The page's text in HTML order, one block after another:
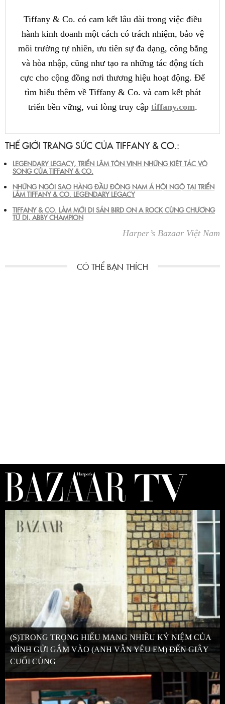
Tiffany & Co. có cam kết lâu dài trong việc điều
hành kinh doanh một cách có trách nhiệm, bảo vệ
môi trường tự nhiên, ưu tiên sự đa dạng, công bằng
và hòa nhập, cũng như tạo ra những tác động tích
cực cho cộng đồng nơi thương hiệu hoạt động. Để
tìm hiểu thêm về Tiffany & Co. và cam kết phát
triển bền vững, vui lòng truy cập tiffany.com.
THẾ GIỚI TRANG SỨC CỦA TIFFANY & CO.:
LEGENDARY LEGACY, TRIỂN LÃM TÔN VINH NHỮNG KIỆT TÁC VÔ
SONG CỦA TIFFANY & CO.
NHỮNG NGÔI SAO HÀNG ĐẦU ĐÔNG NAM Á HỘI NGỘ TẠI TRIỂN
LÃM TIFFANY & CO. LEGENDARY LEGACY
TIFFANY & CO. LÀM MỚI DI SẢN BIRD ON A ROCK CÙNG CHƯƠNG
TỬ DI, ABBY CHAMPION
Harper’s Bazaar Việt Nam
(S)TRONG TRỌNG HIẾU MANG NHIỀU KỶ NIỆM CỦA
MÌNH GỬI GẮM VÀO (ANH VẪN YÊU EM) ĐẾN GIÂY
CUỐI CÙNG